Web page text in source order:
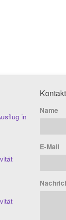
in
Kontakt
Name
E-Mail